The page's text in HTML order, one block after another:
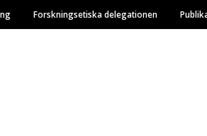
Hoppa
till
Forskningsetiska delegationen